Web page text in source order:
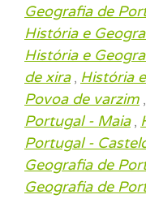
Geografia de
História e
História e
de xira, História
Povoa de varzim ,
Portugal - Maia,
Portugal -
Geografia de
Geografia de